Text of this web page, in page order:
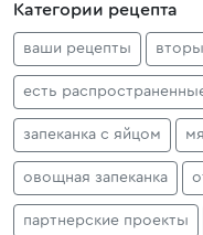
Категории рецепта
ваши рецепты
есть
запеканка с яйцом
овощная запеканка
партнерские проекты